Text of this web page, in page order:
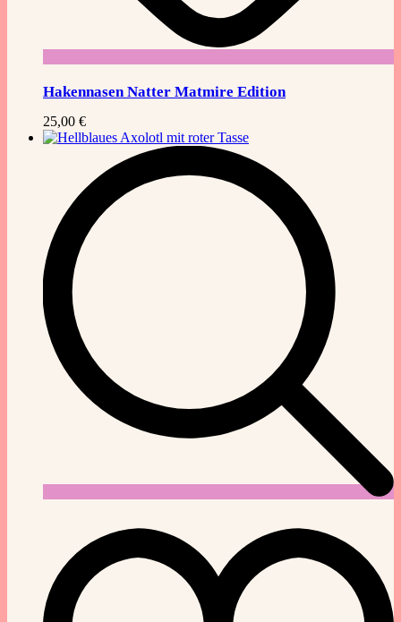
Hakennasen Natter Matmire Edition
25,00 €